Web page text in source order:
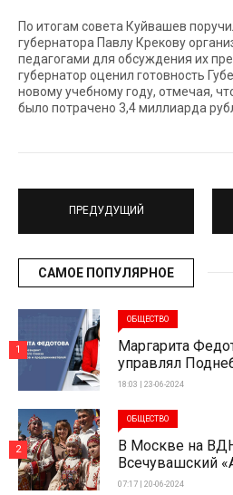
По итогам совета Куйвашев
губернатора Павлу Крекову
педагогами для обсуждения их
губернатор оценил готовность
новому учебному году, отмечая,
было потрачено 3,4 миллиарда
ПРЕДУДУЩИЙ
САМОЕ ПОПУЛЯРНОЕ
ОБЩЕСТВО
Маргарита
управлял
18:03 | 23-06-2024
1
ОБЩЕСТВО
В Москве на
Всечувашский
07:17 | 20-06-2024
2